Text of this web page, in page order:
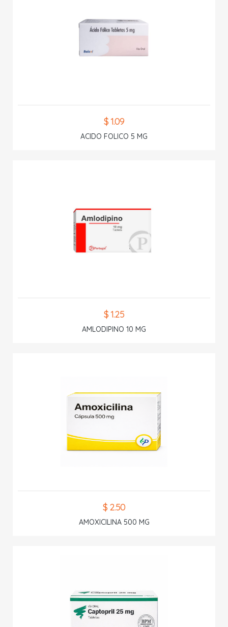
$ 1.09
ACIDO FOLICO 5 MG
$ 1.25
AMLODIPINO 10 MG
$ 2.50
AMOXICILINA 500 MG